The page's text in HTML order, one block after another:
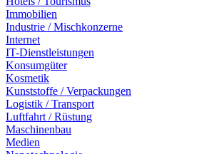
Immobilien
Industrie / Mischkonzerne
Internet
IT-Dienstleistungen
Konsumgüter
Kosmetik
Kunststoffe / Verpackungen
Logistik / Transport
Luftfahrt / Rüstung
Maschinenbau
Medien